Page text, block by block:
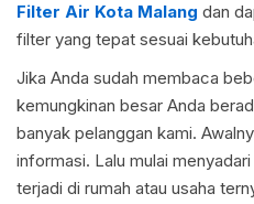
Filter Air Kota Malang dan
filter yang tepat sesuai
Jika Anda sudah membaca
kemungkinan besar Anda
banyak pelanggan kami.
informasi. Lalu mulai
terjadi di rumah atau usaha